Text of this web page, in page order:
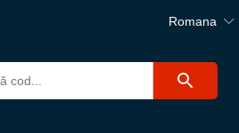
Romana